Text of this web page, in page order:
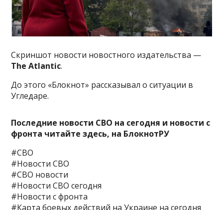
Скриншот новости новостного издательства —
The Atlantic.
До этого «Блокнот» рассказывал о ситуации в
Угледаре.
Последние новости СВО на сегодня и новости с
фронта читайте здесь, на БлокнотРУ
#СВО
#Новости СВО
#СВО новости
#Новости СВО сегодня
#Новости с фронта
#Карта боевых действий на Украине на сегодня